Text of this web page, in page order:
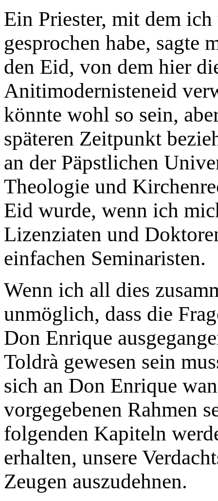
Ein Priester, mit dem
gesprochen habe,
den Eid, von dem hier
Anitimodernisteneid
könnte wohl so sein,
späteren Zeitpunkt
an der Päpstlichen
Theologie und
Eid wurde, wenn ich
Lizenziaten und
einfachen Seminaristen.
Wenn ich all dies
unmöglich, dass die
Don Enrique
Toldrà gewesen sein
sich an Don Enrique
vorgegebenen Rahmen
folgenden Kapiteln
erhalten, unsere
Zeugen auszudehnen.